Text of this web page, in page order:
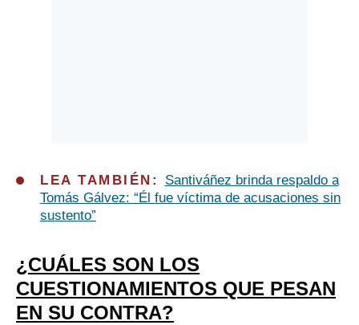
LEA TAMBIÉN: Santiváñez brinda respaldo a
Tomás Gálvez: “Él fue víctima de acusaciones sin
sustento”
¿CUÁLES SON LOS
CUESTIONAMIENTOS QUE PESAN
EN SU CONTRA?